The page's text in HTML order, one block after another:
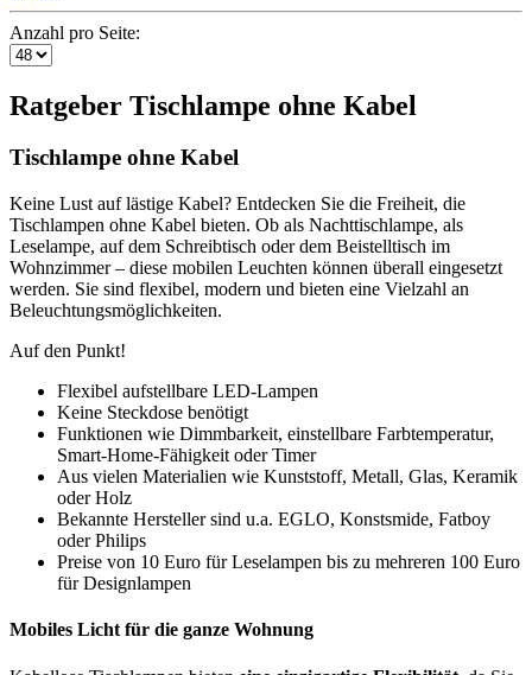
Anzahl pro Seite:
Ratgeber Tischlampe ohne Kabel
Tischlampe ohne Kabel
Keine Lust auf lästige Kabel? Entdecken Sie die Freiheit, die
Tischlampen ohne Kabel bieten. Ob als Nachttischlampe, als
Leselampe, auf dem Schreibtisch oder dem Beistelltisch im
Wohnzimmer – diese mobilen Leuchten können überall eingesetzt
werden. Sie sind flexibel, modern und bieten eine Vielzahl an
Beleuchtungsmöglichkeiten.
Auf den Punkt!
Flexibel aufstellbare LED-Lampen
Keine Steckdose benötigt
Funktionen wie Dimmbarkeit, einstellbare Farbtemperatur,
Smart-Home-Fähigkeit oder Timer
Aus vielen Materialien wie Kunststoff, Metall, Glas, Keramik
oder Holz
Bekannte Hersteller sind u.a. EGLO, Konstsmide, Fatboy
oder Philips
Preise von 10 Euro für Leselampen bis zu mehreren 100 Euro
für Designlampen
Mobiles Licht für die ganze Wohnung